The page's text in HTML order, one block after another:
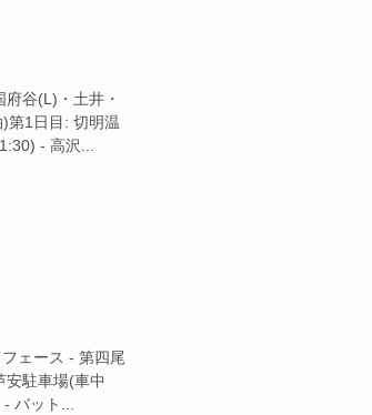
谷(L)・土井・
第1日目: 切明温
- 高沢...
ェース - 第四尾
駐車場(車中
バット...